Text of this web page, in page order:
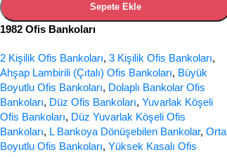
Sepete Ekle
1982 Ofis Bankoları
2 Kişilik Ofis Bankoları, 3 Kişilik Ofis Bankoları,
Ahşap Lambirili (Çıtalı) Ofis Bankoları, Büyük
Boyutlu Ofis Bankoları, Dolaplı Bankolar Ofis
Bankoları, Düz Ofis Bankoları, Yuvarlak Köşeli
Ofis Bankoları, Düz Yuvarlak Köşeli Ofis
Bankoları, L Bankoya Dönüşebilen Bankolar, Orta
Boyutlu Ofis Bankoları, Yüksek Kasalı Ofis